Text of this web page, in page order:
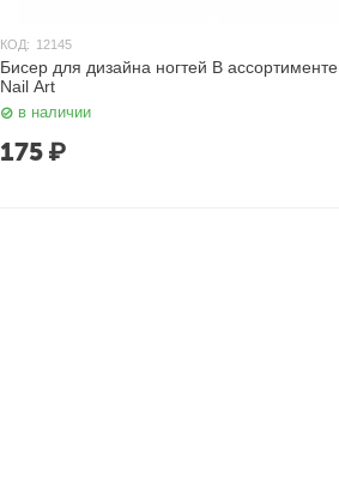
КОД: 12145
Бисер для дизайна ногтей В ассортименте
Nail Art
в наличии
175 ₽